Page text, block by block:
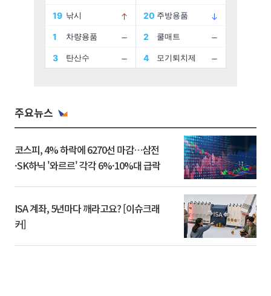
주요뉴스
코스피, 4% 하락에 6270선 마감…삼전
·SK하닉 '와르르' 각각 6%·10%대 급락
ISA 계좌, 5년마다 깨라고요? [이슈크래
커]